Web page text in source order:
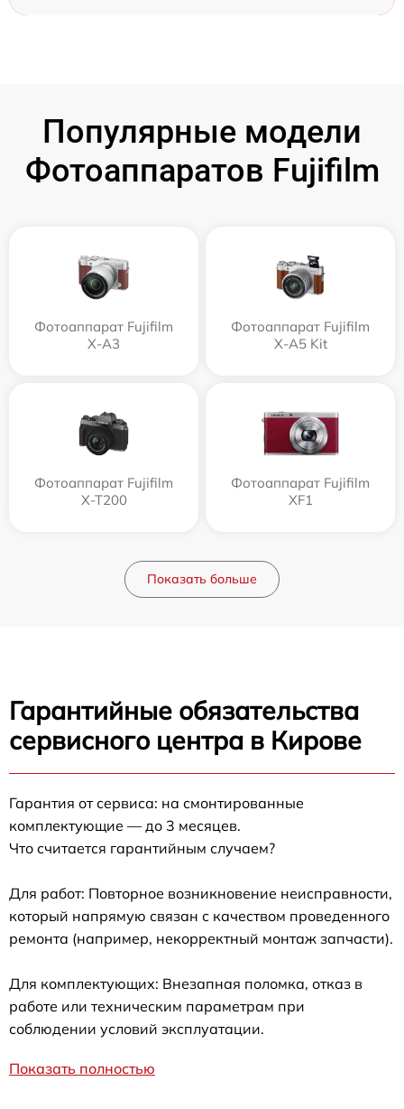
Популярные модели
Фотоаппаратов Fujifilm
Фотоаппарат Fujifilm
X-A3
Фотоаппарат Fujifilm
X-A5 Kit
Фотоаппарат Fujifilm
X-T200
Фотоаппарат Fujifilm
XF1
Показать больше
Гарантийные обязательства
сервисного центра в Кирове
Гарантия от сервиса: на смонтированные
комплектующие — до 3 месяцев.
Что считается гарантийным случаем?
Для работ: Повторное возникновение неисправности,
который напрямую связан с качеством проведенного
ремонта (например, некорректный монтаж запчасти).
Для комплектующих: Внезапная поломка, отказ в
работе или техническим параметрам при
соблюдении условий эксплуатации.
Показать полностью